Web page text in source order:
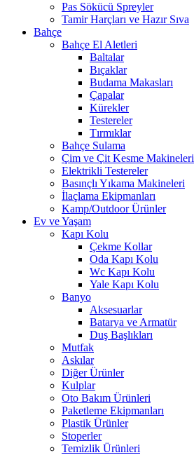
Pas Sökücü Spreyler
Tamir Harçları ve Hazır Sıva
Bahçe
Bahçe El Aletleri
Baltalar
Bıçaklar
Budama Makasları
Çapalar
Kürekler
Testereler
Tırmıklar
Bahçe Sulama
Çim ve Çit Kesme Makineleri
Elektrikli Testereler
Basınçlı Yıkama Makineleri
İlaçlama Ekipmanları
Kamp/Outdoor Ürünler
Ev ve Yaşam
Kapı Kolu
Çekme Kollar
Oda Kapı Kolu
Wc Kapı Kolu
Yale Kapı Kolu
Banyo
Aksesuarlar
Batarya ve Armatür
Duş Başlıkları
Mutfak
Askılar
Diğer Ürünler
Kulplar
Oto Bakım Ürünleri
Paketleme Ekipmanları
Plastik Ürünler
Stoperler
Temizlik Ürünleri